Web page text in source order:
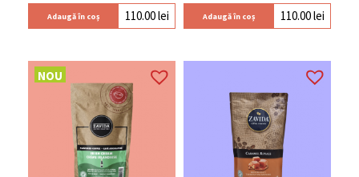
Adaugă în coș 110.00lei Adaugă în coș 110.00lei
NOU